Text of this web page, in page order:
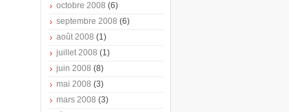
octobre 2008 (6)
septembre 2008 (6)
août 2008 (1)
juillet 2008 (1)
juin 2008 (8)
mai 2008 (3)
mars 2008 (3)